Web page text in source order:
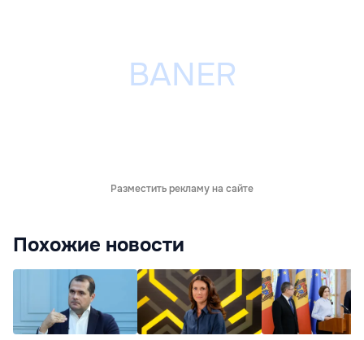
Разместить рекламу на сайте
Похожие новости